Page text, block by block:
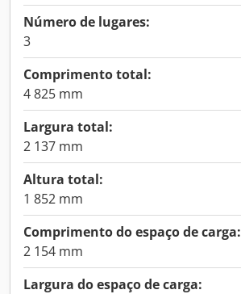
Número de lugares:
3
Comprimento total:
4 825 mm
Largura total:
2 137 mm
Altura total:
1 852 mm
Comprimento do espaço de carga:
2 154 mm
Largura do espaço de carga: